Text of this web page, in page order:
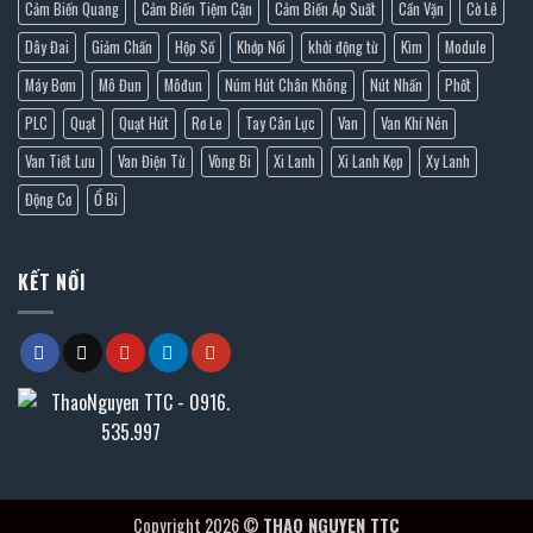
Cảm Biến Quang
Cảm Biến Tiệm Cận Cảm Biến Áp Suất Cần Vặn
Cờ Lê
Dây Đai
Giảm Chấn Hộp Số Khớp Nối khởi động từ Kìm
Module
Máy Bơm
Mô Đun Môđun Núm Hút Chân Không Nút Nhấn
Phốt
PLC
Quạt Quạt Hút Rơ Le Tay Cân Lực Van
Van Khí Nén
Van Tiết Lưu
Van Điện Từ Vòng Bi Xi Lanh Xi Lanh Kẹp
Xy Lanh
Động Cơ
Ổ Bi
KẾT NỐI
Copyright 2026 © THAO NGUYEN TTC